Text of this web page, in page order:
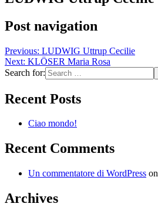
Post navigation
Previous: LUDWIG Uttrup Cecilie
Next: KLÖSER Maria Rosa
Search for:
Recent Posts
Ciao mondo!
Recent Comments
Un commentatore di WordPress on
Archives